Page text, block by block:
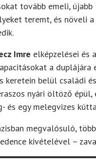
tovább emeli,
teremt, és növeli
Imre elképzelései és
a
keretein belül családi
nyári öltöző
és egy melegvizes
megvalósuló,
kivételével –